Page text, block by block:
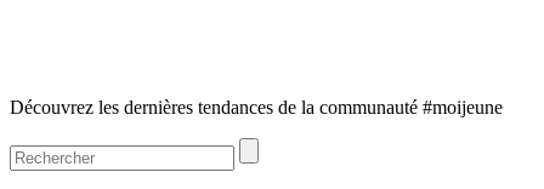
Découvrez les dernières tendances de la communauté #moijeune